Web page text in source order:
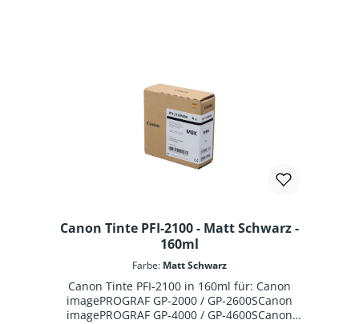
Canon Tinte PFI-2100 - Matt Schwarz -
160ml
Farbe: Matt Schwarz
Canon Tinte PFI-2100 in 160ml für: Canon
imagePROGRAF GP-2000 / GP-2600SCanon
imagePROGRAF GP-4000 / GP-4600SCanon